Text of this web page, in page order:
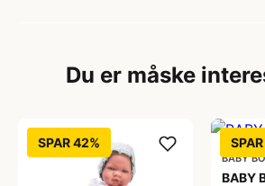
Du er måske
SPAR 42%
BABY
BABY